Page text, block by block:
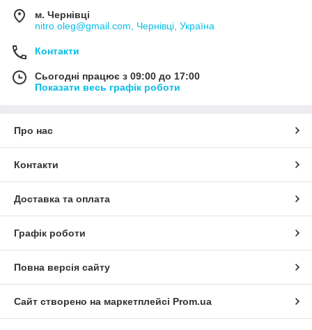
м. Чернівці
nitro.oleg@gmail.com, Чернівці, Україна
Контакти
Сьогодні працює з 09:00 до 17:00
Показати весь графік роботи
Про нас
Контакти
Доставка та оплата
Графік роботи
Повна версія сайту
Сайт створено на маркетплейсі Prom.ua